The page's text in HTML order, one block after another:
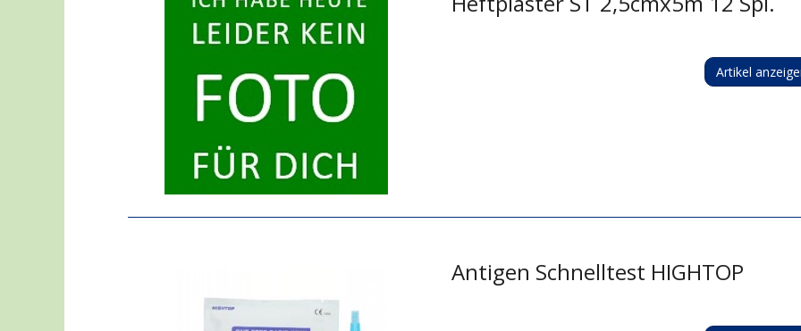
Artikel
Antigen Schnelltest HIGHTOP